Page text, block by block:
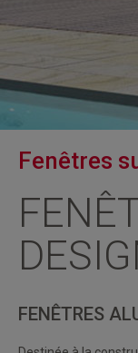
Fenêtres
FENÊTRES